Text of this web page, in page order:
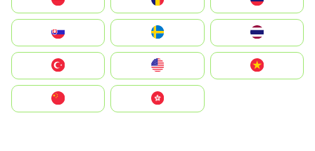
United States
中國香港特別行政區